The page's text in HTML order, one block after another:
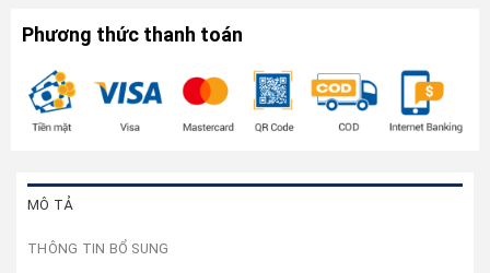
Phương thức thanh toán
MÔ TẢ
THÔNG TIN BỔ SUNG